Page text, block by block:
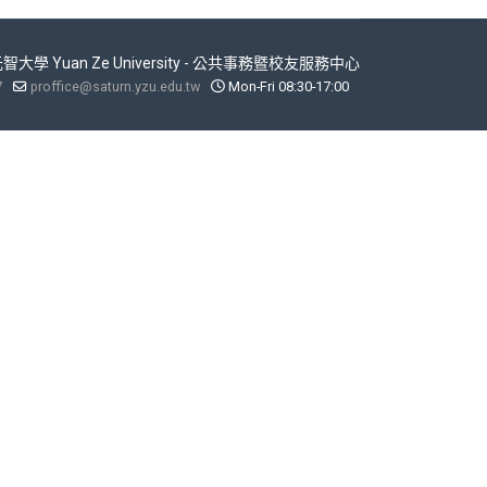
大學 Yuan Ze University - 公共事務暨校友服務中心
proffice@saturn.yzu.edu.tw Mon-Fri 08:30-17:00